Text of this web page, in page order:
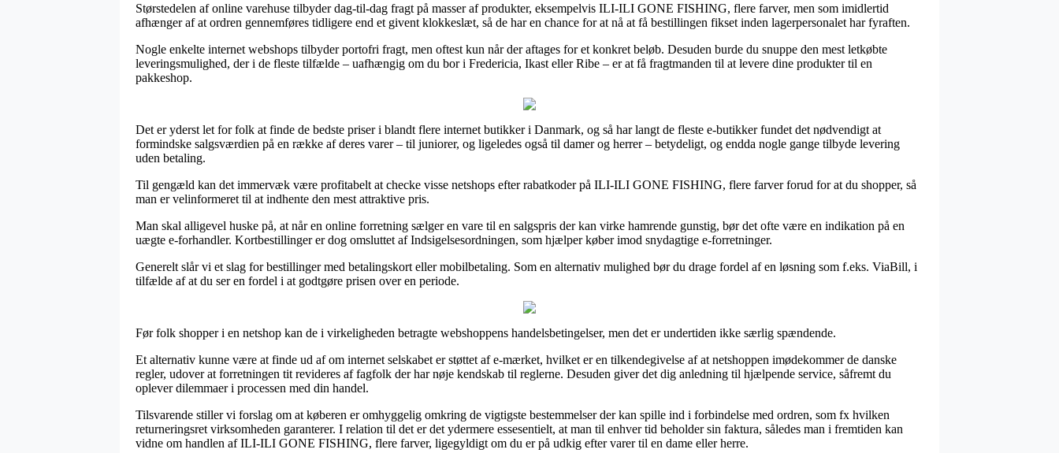
Størstedelen af online varehuse tilbyder dag-til-dag fragt på masser af produkter, eksempelvis ILI-ILI GONE FISHING, flere farver, men som imidlertid
afhænger af at ordren gennemføres tidligere end et givent klokkeslæt, så de har en chance for at nå at få bestillingen fikset inden lagerpersonalet har fyraften.
Nogle enkelte internet webshops tilbyder portofri fragt, men oftest kun når der aftages for et konkret beløb. Desuden burde du snuppe den mest letkøbte
leveringsmulighed, der i de fleste tilfælde – uafhængig om du bor i Fredericia, Ikast eller Ribe – er at få fragtmanden til at levere dine produkter til en
pakkeshop.
Det er yderst let for folk at finde de bedste priser i blandt flere internet butikker i Danmark, og så har langt de fleste e-butikker fundet det nødvendigt at
formindske salgsværdien på en række af deres varer – til juniorer, og ligeledes også til damer og herrer – betydeligt, og endda nogle gange tilbyde levering
uden betaling.
Til gengæld kan det immervæk være profitabelt at checke visse netshops efter rabatkoder på ILI-ILI GONE FISHING, flere farver forud for at du shopper, så
man er velinformeret til at indhente den mest attraktive pris.
Man skal alligevel huske på, at når en online forretning sælger en vare til en salgspris der kan virke hamrende gunstig, bør det ofte være en indikation på en
uægte e-forhandler. Kortbestillinger er dog omsluttet af Indsigelsesordningen, som hjælper køber imod snydagtige e-forretninger.
Generelt slår vi et slag for bestillinger med betalingskort eller mobilbetaling. Som en alternativ mulighed bør du drage fordel af en løsning som f.eks. ViaBill, i
tilfælde af at du ser en fordel i at godtgøre prisen over en periode.
Før folk shopper i en netshop kan de i virkeligheden betragte webshoppens handelsbetingelser, men det er undertiden ikke særlig spændende.
Et alternativ kunne være at finde ud af om internet selskabet er støttet af e-mærket, hvilket er en tilkendegivelse af at netshoppen imødekommer de danske
regler, udover at forretningen tit revideres af fagfolk der har nøje kendskab til reglerne. Desuden giver det dig anledning til hjælpende service, såfremt du
oplever dilemmaer i processen med din handel.
Tilsvarende stiller vi forslag om at køberen er omhyggelig omkring de vigtigste bestemmelser der kan spille ind i forbindelse med ordren, som fx hvilken
returneringsret virksomheden garanterer. I relation til det er det ydermere essesentielt, at man til enhver tid beholder sin faktura, således man i fremtiden kan
vidne om handlen af ILI-ILI GONE FISHING, flere farver, ligegyldigt om du er på udkig efter varer til en dame eller herre.